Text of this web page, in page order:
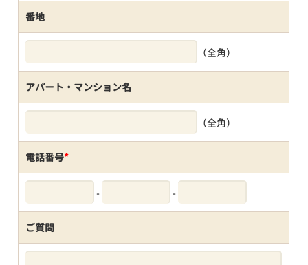
番地
（全角）
アパート・マンション名
（全角）
電話番号*
- -
ご質問